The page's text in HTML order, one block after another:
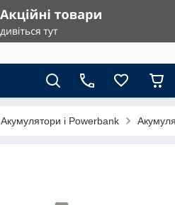
Акумулятори і Powerbank